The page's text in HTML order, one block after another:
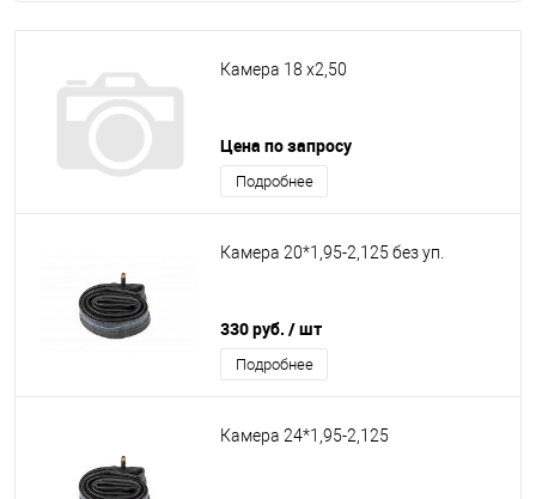
Камера 18 х2,50
Цена по запросу
Подробнее
Камера 20*1,95-2,125 без уп.
330 руб. / шт
Подробнее
Камера 24*1,95-2,125